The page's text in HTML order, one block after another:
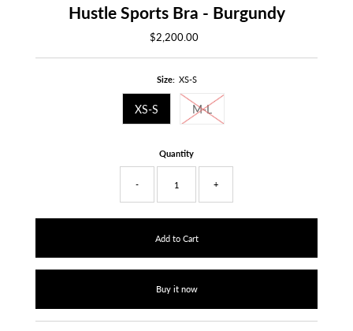
Hustle Sports Bra - Burgundy
Regular
$2,200.00
Size: XS-S
XS-S M-L
Quantity
- +
Buy it now